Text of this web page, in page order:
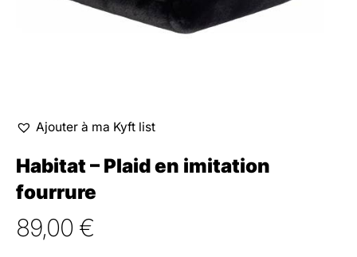
Ajouter à ma Kyft list
Habitat – Plaid en imitation
fourrure
89,00 €